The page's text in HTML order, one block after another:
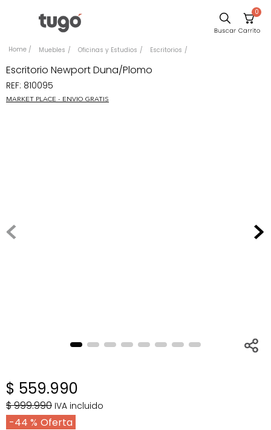
0
Muebles Oficinas y Estudios Escritorios
Escritorio Newport Duna/Plomo
REF: 810095
MARKET PLACE - ENVIO GRATIS
$ 559.990
$999.990 IVA incluido
44 %
Comedor
Escritorio